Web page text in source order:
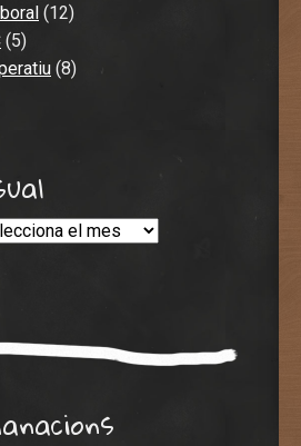
(12)
(5)
(8)